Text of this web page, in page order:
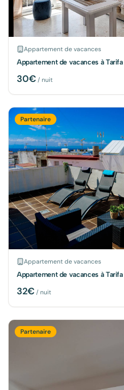
Appartement de vacances
Appartement de vacances à
30€/ nuit
Partenaire
Appartement de vacances
Appartement de vacances à
32€/ nuit
Partenaire